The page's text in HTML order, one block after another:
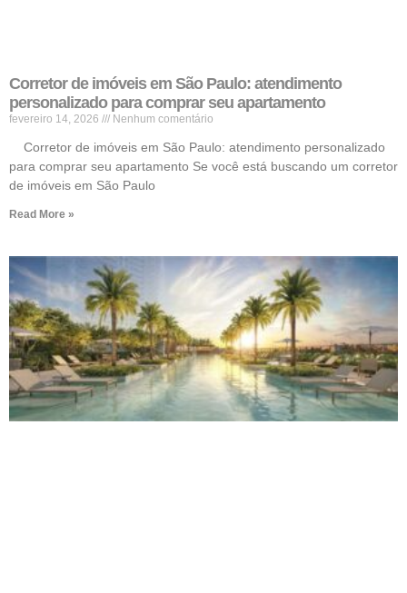
Corretor de imóveis em São Paulo: atendimento
personalizado para comprar seu apartamento
fevereiro 14, 2026 Nenhum comentário
Corretor de imóveis em São Paulo: atendimento personalizado
para comprar seu apartamento Se você está buscando um corretor
de imóveis em São Paulo
Read More »